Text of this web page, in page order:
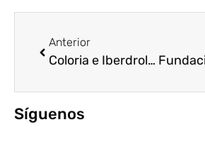
Anterior
Coloria e Iberdrola se unen para llevar esperanza a la infancia afectada por la DANA
Síguenos